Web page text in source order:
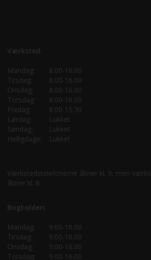
Værksted:
Mandag:
8.00-16.00
Tirsdag:
8.00-16.00
Onsdag:
8.00-16.00
Torsdag:
8.00-16.00
Fredag:
8.00-15.30
Lørdag:
Lukket
Søndag:
Lukket
Helligdage:
Lukket
Værkstedstelefonerne åbner kl. 9, men
åbner kl. 8.
Bogholderi:
Mandag:
9.00-16.00
Tirsdag:
9.00-16.00
Onsdag:
9.00-16.00
Torsdag:
9.00-16.00